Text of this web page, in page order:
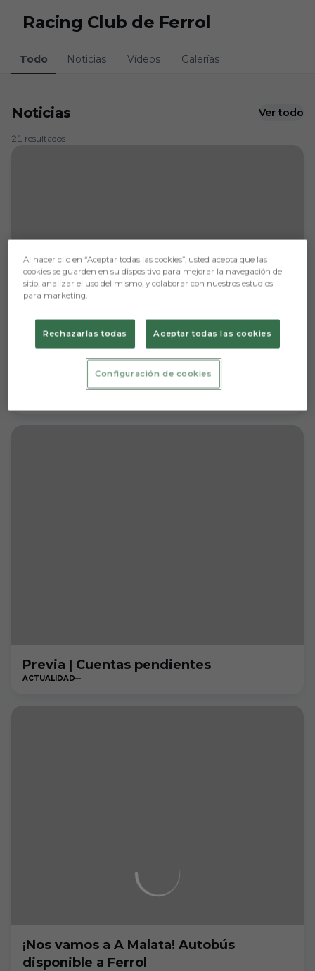
Racing Club de Ferrol
Todo Noticias Vídeos Galerías
Noticias Ver todo
21 resultados
0-1 | Cabeza, corazón y talento burgalés
Previa | Cuentas pendientes
ACTUALIDAD
¡Nos vamos a A Malata! Autobús
disponible a Ferrol
Al hacer clic en “Aceptar todas las cookies”, usted acepta que las
cookies se guarden en su dispositivo para mejorar la navegación del
sitio, analizar el uso del mismo, y colaborar con nuestros estudios
para marketing.
Rechazarlas todas Aceptar todas las cookies
Configuración de cookies